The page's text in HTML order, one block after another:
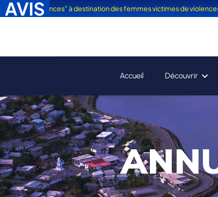
Accueil Découvrir
AVIS
Vacances" à destination des femmes victimes de violences est sorti